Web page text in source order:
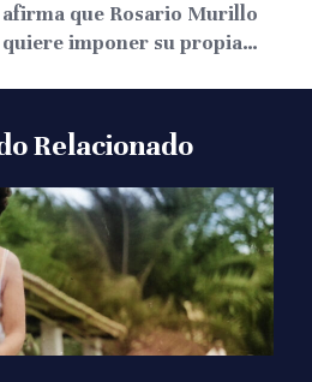
afirma que Rosario Murillo
quiere imponer su propia
Relacionado